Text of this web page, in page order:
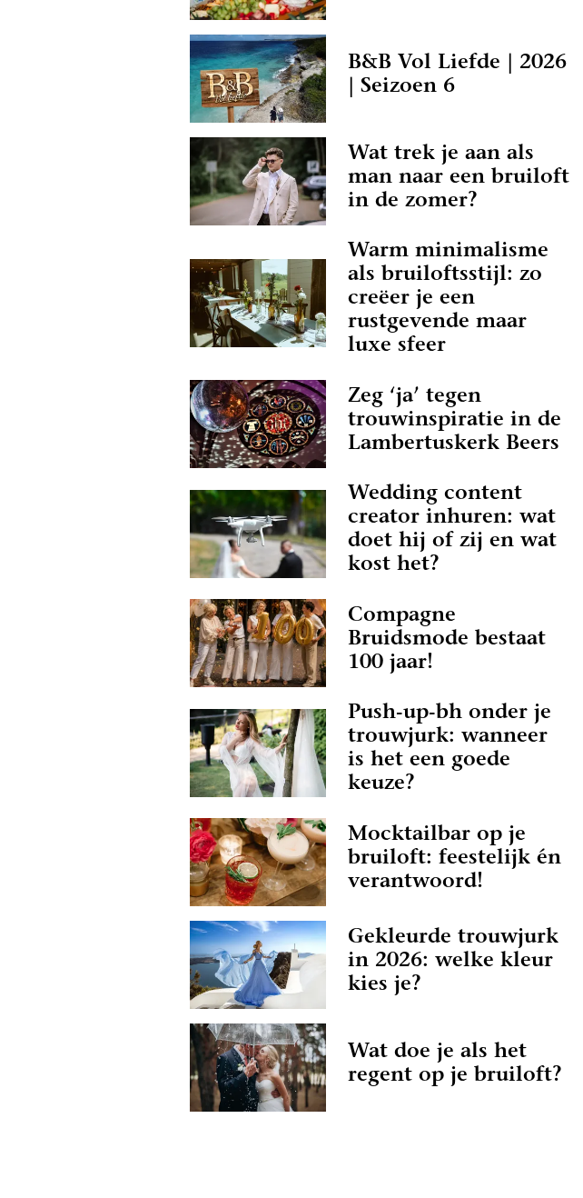
B&B Vol Liefde | 2026
| Seizoen 6
Wat trek je aan als
man naar een bruiloft
in de zomer?
Warm minimalisme
als bruiloftsstijl: zo
creëer je een
rustgevende maar
luxe sfeer
Zeg ‘ja’ tegen
trouwinspiratie in de
Lambertuskerk Beers
Wedding content
creator inhuren: wat
doet hij of zij en wat
kost het?
Compagne
Bruidsmode bestaat
100 jaar!
Push-up-bh onder je
trouwjurk: wanneer
is het een goede
keuze?
Mocktailbar op je
bruiloft: feestelijk én
verantwoord!
Gekleurde trouwjurk
in 2026: welke kleur
kies je?
Wat doe je als het
regent op je bruiloft?